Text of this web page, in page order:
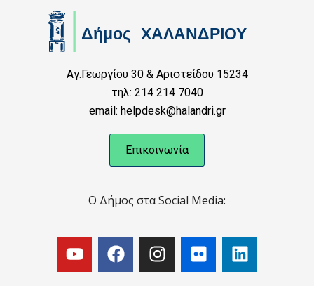
Αγ.Γεωργίου 30 & Αριστείδου 15234
τηλ: 214 214 7040
email: helpdesk@halandri.gr
Επικοινωνία
Ο Δήμος στα Social Media: